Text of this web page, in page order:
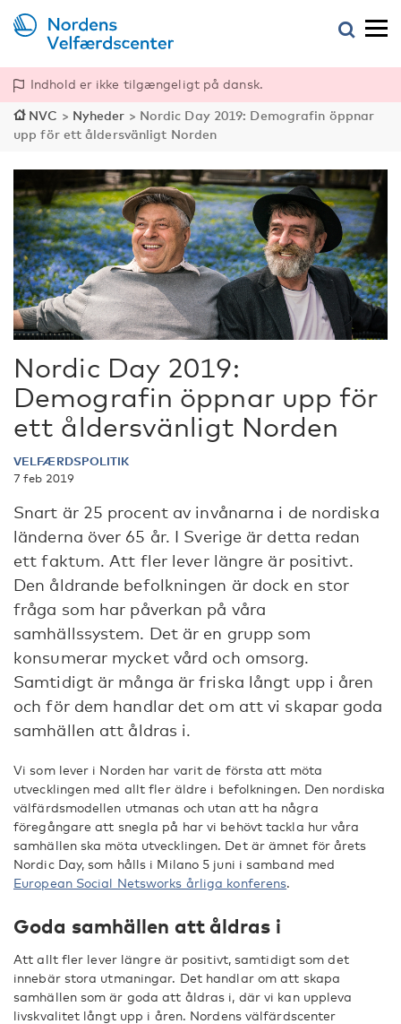
Indhold er ikke tilgængeligt på dansk.
NVC > Nyheder > Nordic Day 2019: Demografin öppnar
upp för ett åldersvänligt Norden
Nordic Day 2019:
Demografin öppnar upp för
ett åldersvänligt Norden
VELFÆRDSPOLITIK
7 feb 2019
Snart är 25 procent av invånarna i de nordiska
länderna över 65 år. I Sverige är detta redan
ett faktum. Att fler lever längre är positivt.
Den åldrande befolkningen är dock en stor
fråga som har påverkan på våra
samhällssystem. Det är en grupp som
konsumerar mycket vård och omsorg.
Samtidigt är många är friska långt upp i åren
och för dem handlar det om att vi skapar goda
samhällen att åldras i.
Vi som lever i Norden har varit de första att möta
utvecklingen med allt fler äldre i befolkningen. Den nordiska
välfärdsmodellen utmanas och utan att ha några
föregångare att snegla på har vi behövt tackla hur våra
samhällen ska möta utvecklingen. Det är ämnet för årets
Nordic Day, som hålls i Milano 5 juni i samband med
European Social Netsworks årliga konferens.
Goda samhällen att åldras i
Att allt fler lever längre är positivt, samtidigt som det
innebär stora utmaningar. Det handlar om att skapa
samhällen som är goda att åldras i, där vi kan uppleva
livskvalitet långt upp i åren. Nordens välfärdscenter